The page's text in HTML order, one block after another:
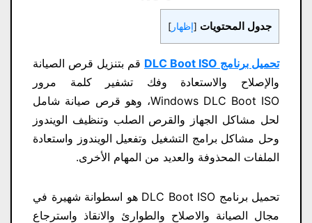
جدول المحتويات [إظهار ]
تحميل برنامج DLC Boot ISO
قم بتنزيل قرص الصيانة
والإصلاح والاستعادة وفك تشفير كلمة مرور
Windows DLC Boot ISO، وهو قرص صيانة شامل
لحل مشاكل الجهاز والقرص الصلب وتنظيف الويندوز
وحل مشاكل برامج التشغيل وتفعيل الويندوز واستعادة
الملفات المحذوفة والعديد من المهام الأخرى.
تحميل برنامج DLC Boot ISO هو اسطوانة شهيرة في
مجال الصيانة والاصلاح والطوارئ والانقاذ واسترجاع